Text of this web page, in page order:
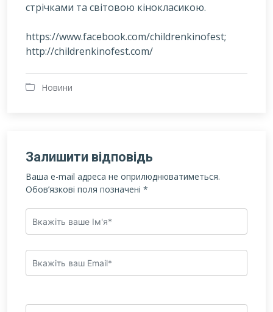
стрічками та світовою кінокласикою.
https://www.facebook.com/childrenkinofest;
http://childrenkinofest.com/
Новини
Залишити відповідь
Ваша e-mail адреса не оприлюднюватиметься.
Обов’язкові поля позначені *